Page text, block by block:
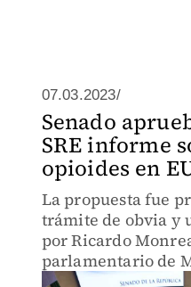
07.03.2023/
Senado
SRE informe
opioides en
La propuesta fue
trámite de obvia y
por Ricardo
parlamentario de